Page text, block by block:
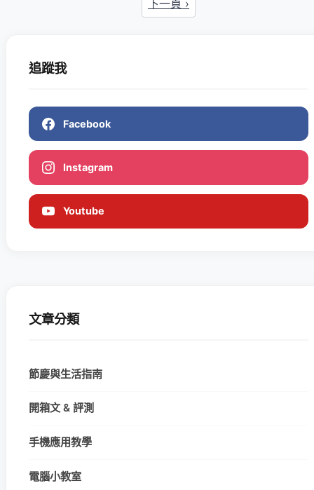
下一頁 ›
追蹤我
Facebook
Instagram
Youtube
文章分類
節慶與生活指南
開箱文 & 評測
手機應用教學
電腦小教室